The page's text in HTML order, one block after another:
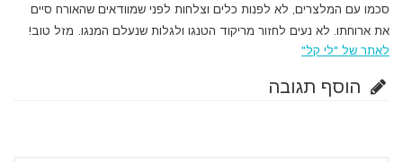
סכמו עם המלצרים, לא לפנות כלים וצלחות לפני שמוודאים שהאורח סיים
את ארוחתו. לא נעים לחזור מריקוד הטנגו ולגלות שנעלם המנגו. מזל טוב!
לאתר של "לי קל"
הוסף תגובה